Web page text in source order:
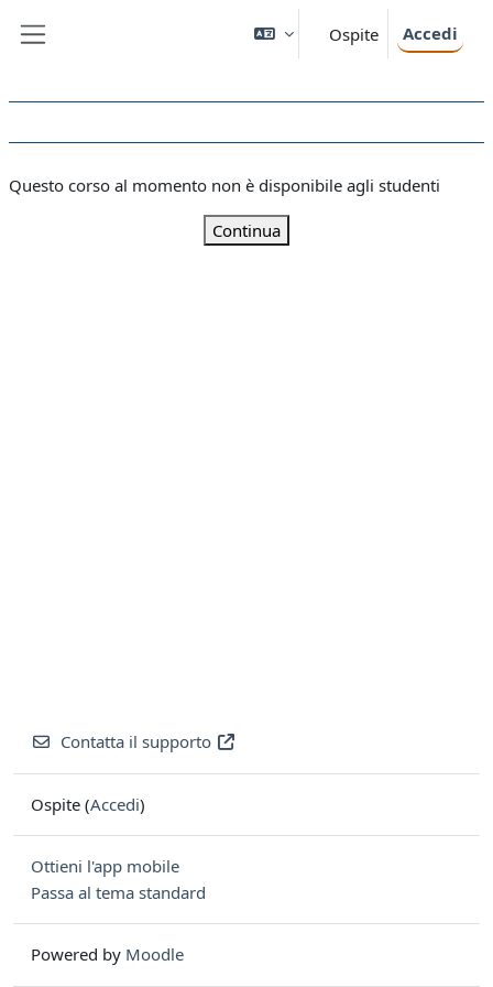
Ospite Accedi
Questo corso al momento non è disponibile agli studenti
Continua
Contatta il supporto
Ospite (Accedi)
Ottieni l'app mobile
Passa al tema standard
Powered by Moodle